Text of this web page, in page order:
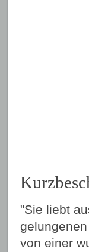
"Sie liebt
von einer